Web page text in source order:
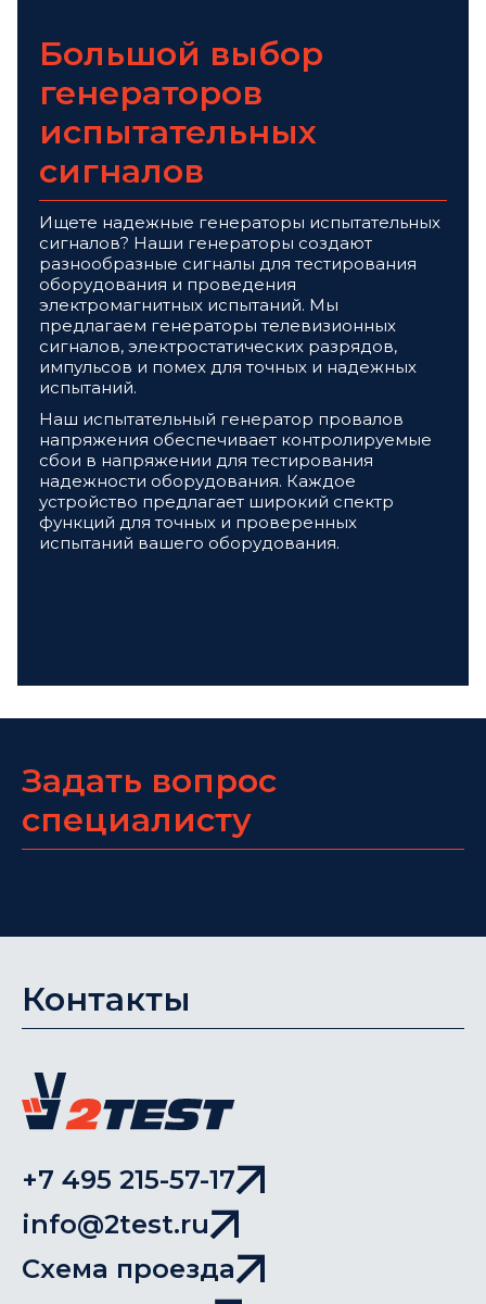
Большой выбор
генераторов
испытательных
сигналов
Ищете надежные генераторы испытательных
сигналов? Наши генераторы создают
разнообразные сигналы для тестирования
оборудования и проведения
электромагнитных испытаний. Мы
предлагаем генераторы телевизионных
сигналов, электростатических разрядов,
импульсов и помех для точных и надежных
испытаний.
Наш испытательный генератор провалов
напряжения обеспечивает контролируемые
сбои в напряжении для тестирования
надежности оборудования. Каждое
устройство предлагает широкий спектр
функций для точных и проверенных
испытаний вашего оборудования.
Задать вопрос
специалисту
Контакты
+7 495 215-57-17
info@2test.ru
Схема проезда